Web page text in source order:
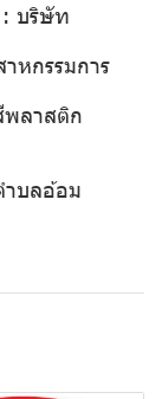
: บริษัท
หกรรมการ
ลาสติก
บลอ้อม